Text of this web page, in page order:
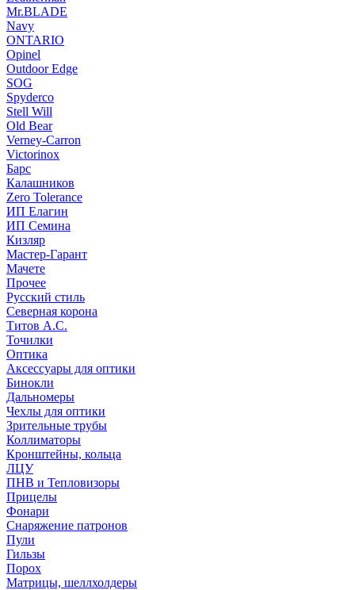
Mr.BLADE
Navy
ONTARIO
Opinel
Outdoor Edge
SOG
Spyderco
Stell Will
Old Bear
Verney-Carron
Victorinox
Барс
Калашников
Zero Tolerance
ИП Елагин
ИП Семина
Кизляр
Мастер-Гарант
Мачете
Прочее
Русский стиль
Северная корона
Титов А.С.
Точилки
Оптика
Аксессуары для оптики
Бинокли
Дальномеры
Чехлы для оптики
Зрительные трубы
Коллиматоры
Кронштейны, кольца
ЛЦУ
ПНВ и Тепловизоры
Прицелы
Фонари
Снаряжение патронов
Пули
Гильзы
Порох
Матрицы, шеллхолдеры